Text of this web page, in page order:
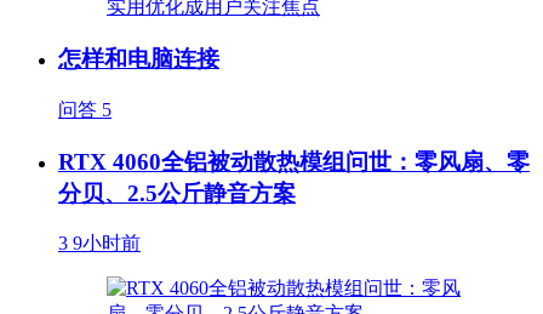
怎样和电脑连接
问答 5
RTX 4060全铝被动散热模组问世：零风扇、零
分贝、2.5公斤静音方案
3 9小时前